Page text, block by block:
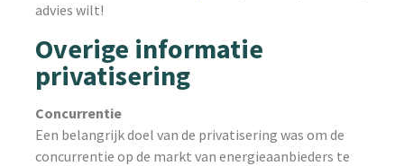
advies wilt!
Overige informatie
privatisering
Concurrentie
Een belangrijk doel van de privatisering was om de
concurrentie op de markt van energieaanbieders te